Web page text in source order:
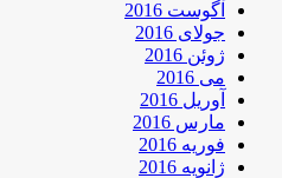
آگوست 2016
جولای 2016
ژوئن 2016
می 2016
آوریل 2016
مارس 2016
فوریه 2016
ژانویه 2016